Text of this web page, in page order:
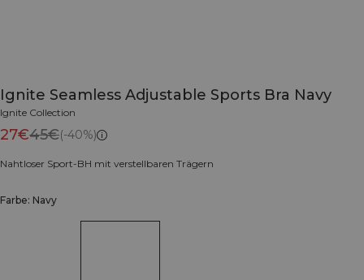
Ignite Seamless Adjustable Sports Bra Navy
Ignite Collection
27€45€(-40%)
Nahtloser Sport-BH mit verstellbaren Trägern
Farbe: Navy